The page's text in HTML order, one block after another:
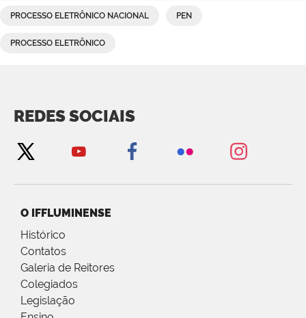
PROCESSO ELETRÔNICO NACIONAL PEN
PROCESSO ELETRÔNICO
REDES SOCIAIS
O IFFLUMINENSE
Histórico
Contatos
Galeria de Reitores
Colegiados
Legislação